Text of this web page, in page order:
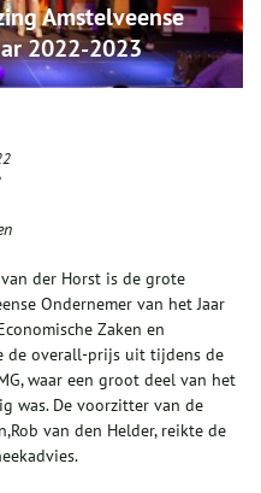
Amstelveense
2022-2023
der Horst is de grote
Ondernemer van het Jaar
Zaken en
de overall-prijs uit tijdens de
waar een groot deel van het
was. De voorzitter van de
van den Helder, reikte de